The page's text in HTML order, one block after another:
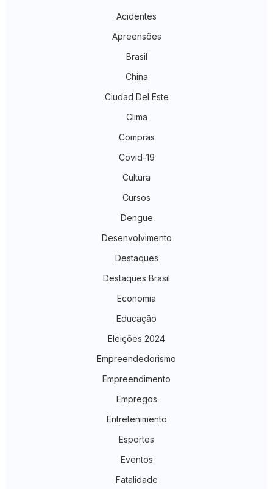
Acidentes
Apreensões
Brasil
China
Ciudad Del Este
Clima
Compras
Covid-19
Cultura
Cursos
Dengue
Desenvolvimento
Destaques
Destaques Brasil
Economia
Educação
Eleições 2024
Empreendedorismo
Empreendimento
Empregos
Entretenimento
Esportes
Eventos
Fatalidade